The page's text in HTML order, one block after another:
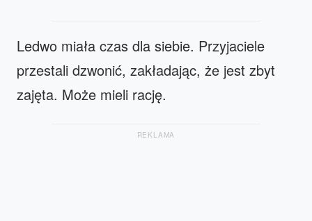
Ledwo miała czas dla siebie. Przyjaciele
przestali dzwonić, zakładając, że jest zbyt
zajęta. Może mieli rację.
REKLAMA